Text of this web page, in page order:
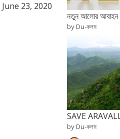
June 23, 2020
নতুন আলোর আবাহন
by Du-কলম
SAVE
by Du-কলম